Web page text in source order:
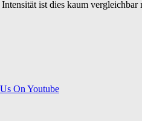
ist dies kaum